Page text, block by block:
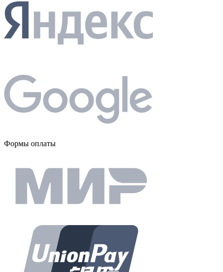
Формы оплаты